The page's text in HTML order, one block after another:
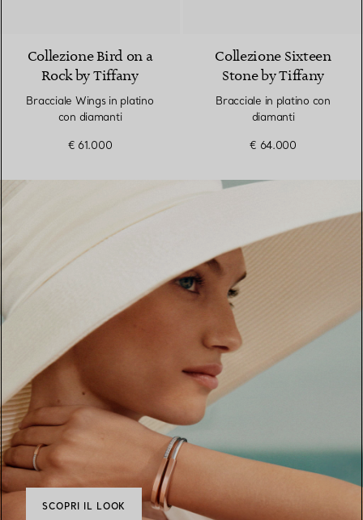
Collezione Bird on a
Rock by Tiffany
Bracciale Wings in platino
con diamanti
€ 61.000
Collezione Sixteen
Stone by Tiffany
Bracciale in platino con
diamanti
€ 64.000
SCOPRI IL LOOK